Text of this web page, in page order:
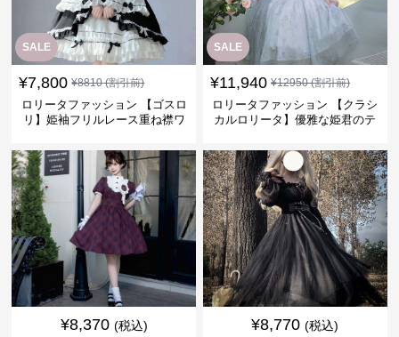
SALE
¥7,800 ¥8810(割引前)
ロリータファッション 【ゴスロ
リ】姫袖フリルレース重ね襟ワ
SALE
¥11,940 ¥12950(割引前)
ロリータファッション 【クラシ
カルロリータ】優雅な姫君のテ
¥8,370 (税込) ¥8,770 (税込)